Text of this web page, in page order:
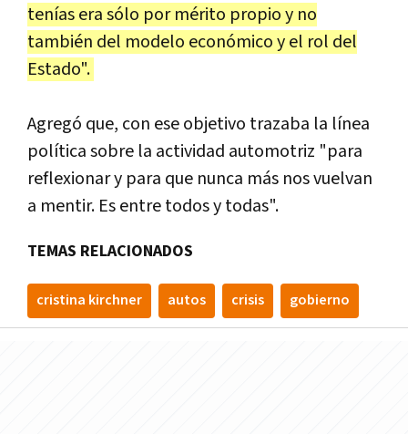
tenías era sólo por mérito propio y no
también del modelo económico y el rol del
Estado".
Agregó que, con ese objetivo trazaba la línea
política sobre la actividad automotriz "para
reflexionar y para que nunca más nos vuelvan
a mentir. Es entre todos y todas".
TEMAS RELACIONADOS
cristina kirchner autos crisis gobierno